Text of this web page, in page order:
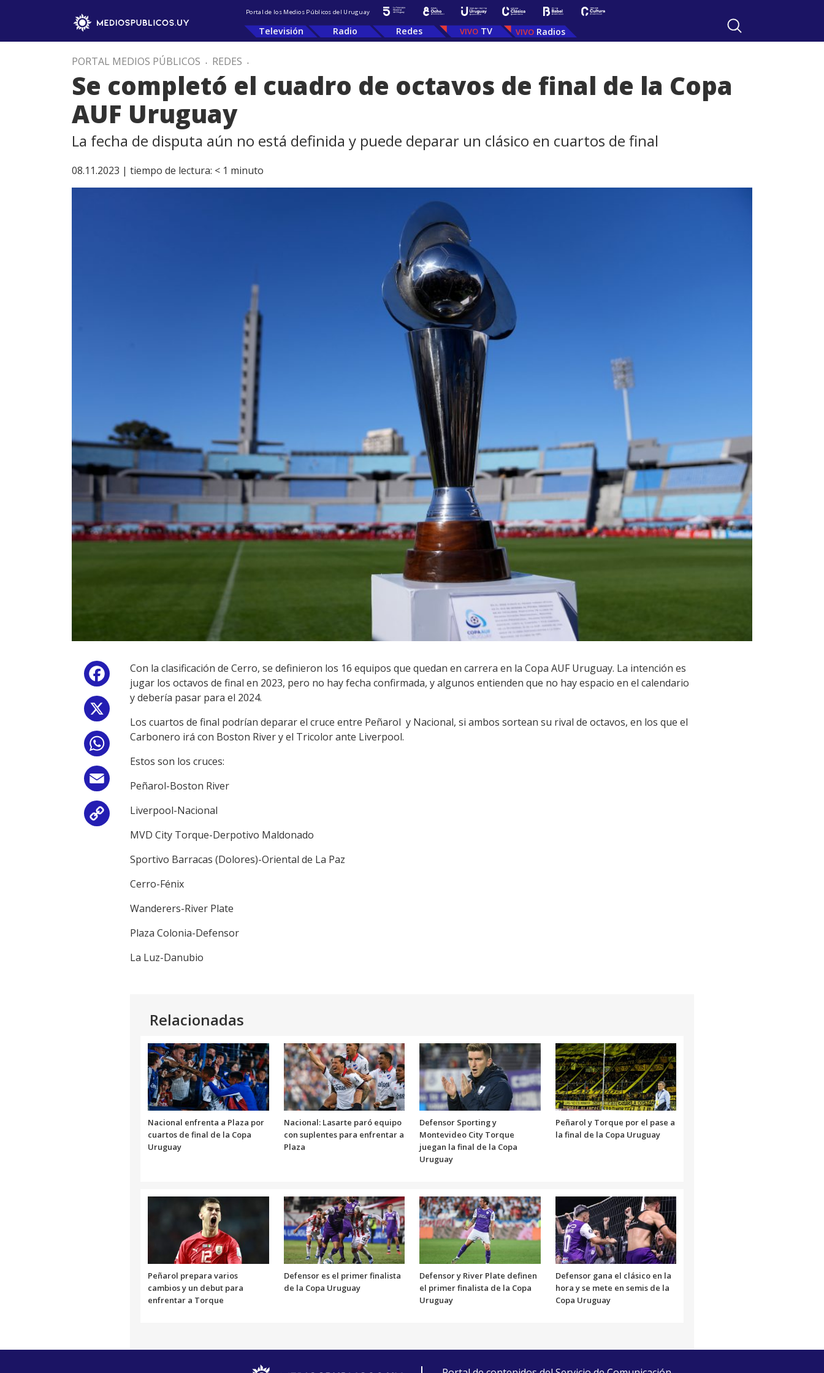
Portal de los Medios Públicos del Uruguay
Televisión Radio Redes TV Radios
PORTAL MEDIOS PÚBLICOS . REDES .
Se completó el cuadro de octavos de final de la Copa
AUF Uruguay
La fecha de disputa aún no está definida y puede deparar un clásico en cuartos de final
08.11.2023 | tiempo de lectura: < 1 minuto
Facebook
Email
Copy
Link
Con la clasificación de Cerro, se definieron los 16 equipos que quedan en carrera en la Copa AUF Uruguay. La intención es
jugar los octavos de final en 2023, pero no hay fecha confirmada, y algunos entienden que no hay espacio en el calendario
y debería pasar para el 2024.
Los cuartos de final podrían deparar el cruce entre Peñarol y Nacional, si ambos sortean su rival de octavos, en los que el
Carbonero irá con Boston River y el Tricolor ante Liverpool.
Estos son los cruces:
Peñarol-Boston River
Liverpool-Nacional
MVD City Torque-Derpotivo Maldonado
Sportivo Barracas (Dolores)-Oriental de La Paz
Cerro-Fénix
Wanderers-River Plate
Plaza Colonia-Defensor
La Luz-Danubio
Relacionadas
Nacional enfrenta a Plaza por
cuartos de final de la Copa
Uruguay
Nacional: Lasarte paró equipo
con suplentes para enfrentar a
Plaza
Defensor Sporting y
Montevideo City Torque
juegan la final de la Copa
Uruguay
Peñarol y Torque por el pase a
la final de la Copa Uruguay
Peñarol prepara varios
cambios y un debut para
enfrentar a Torque
Defensor es el primer finalista
de la Copa Uruguay
Defensor y River Plate definen
el primer finalista de la Copa
Uruguay
Defensor gana el clásico en la
hora y se mete en semis de la
Copa Uruguay